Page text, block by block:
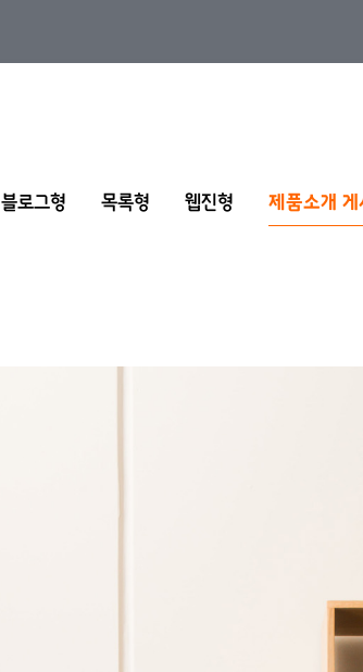
블로그형 목록형 웹진형 제품소개 게